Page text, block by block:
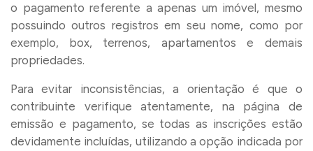
o pagamento referente a apenas um imóvel, mesmo
possuindo outros registros em seu nome, como por
exemplo, box, terrenos, apartamentos e demais
propriedades.
Para evitar inconsistências, a orientação é que o
contribuinte verifique atentamente, na página de
emissão e pagamento, se todas as inscrições estão
devidamente incluídas, utilizando a opção indicada por